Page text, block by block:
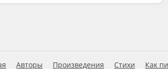
Авторы Произведения Стихи Как